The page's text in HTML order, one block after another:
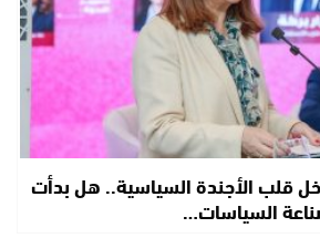
قلب الأجندة السياسية.. هل بدأت
السياسات…